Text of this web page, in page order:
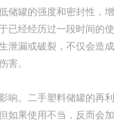
储罐的强度和密封性，增
已经经历过一段时间的使
泄漏或破裂，不仅会造成
害。
响。二手塑料储罐的再利
如果使用不当，反而会加